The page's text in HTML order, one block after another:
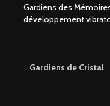
Gardiens des
développement
Gardiens de Cristal